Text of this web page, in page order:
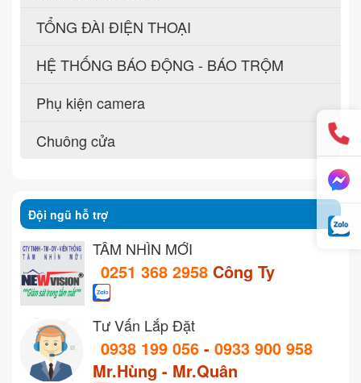
TỔNG ĐÀI ĐIỆN THOẠI
HỆ THỐNG BÁO ĐỘNG - BÁO TRỘM
Phụ kiện camera
Chuông cửa
Đội ngũ hỗ trợ
TẦM NHÌN MỚI
0251 368 2958 Công Ty
Tư Vấn Lắp Đặt
0938 199 056 - 0933 900 958
Mr.Hùng - Mr.Quân